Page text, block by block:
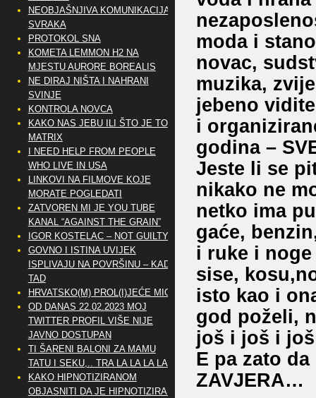
moda i
novac,
muzika,
jebeno
i
godina –
Jeste li se
nikako ne
netko ima
gaće,
i ruke i
sise,
isto kao i
god poželi,
još i još i
E pa zato
ZAVJERA…
NEOBJAŠNJIVA KOMUNIKACIJA
SVRAKA
PROTOKOL SNA
KOMETA LEMMON H2 NA
MJESTU AURORE BOREALIS
NE DIRAJ NIŠTA I NAHRANI
SVINJE
KONTROLA NOVCA
KAKO NAS JEBU ILI ŠTO JE TO
MATRIX
I NEED HELP FROM PEOPLE
WHO LIVE IN USA
LINKOVI NA FILMOVE KOJE
MORATE POGLEDATI
ZATVOREN MI JE YOU TUBE
KANAL “AGAINST THE GRAIN”
IGOR KOSTELAC – NOT GUILTY
GOVNO I ISTINA UVIJEK
ISPLIVAJU NA POVRŠINU – KAD
TAD
HRVATSKO(M) PROL(I)JEĆE MIG
OD DANAS 22.02.2023 MOJ
TWITTER PROFIL VIŠE NIJE
JAVNO DOSTUPAN
TI ŠARENI BALONI ZA MAMU
TATU I SEKU,.. TRA LA LA LA LA
KAKO HIPNOTIZIRANOM
OBJASNITI DA JE HIPNOTIZIRAN